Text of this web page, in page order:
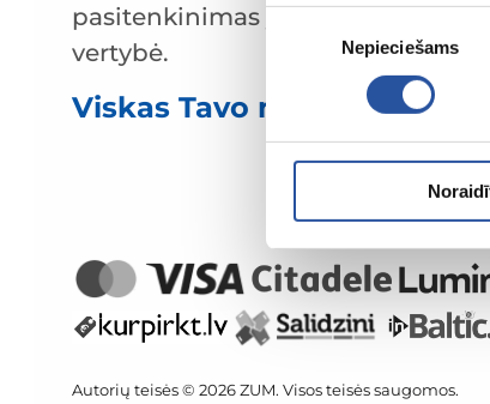
Nepieciešams
pasitenkinimas yra mūsų
vertybė.
Viskas Tavo namams ir
Autorių teisės © 2026 ZUM. Visos teisės saugomos.